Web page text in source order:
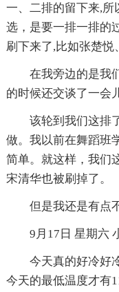
一、二排的留下来,
选，是要一排一排的
刷下来了,比如张楚
在我旁边的是我
的时候还交谈了一会
该轮到我们这排
做。我以前在舞蹈班
简单。就这样，我们
宋清华也被刷掉了。
但是我还是有点
9月17日 星期六
今天真的好冷好
今天的最低温度才有